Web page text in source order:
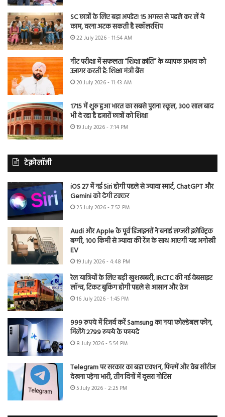
SC छात्रों के लिए बड़ा अपडेट! 15 अगस्त से पहले कर लें ये
काम, वरना अटक सकती है स्कॉलरशिप
22 July 2026 - 11:54 AM
नीट परीक्षा में सफलता “शिक्षा क्रांति” के व्यापक प्रभाव को
उजागर करती है: शिक्षा मंत्री बैंस
20 July 2026 - 11:43 AM
1715 में शुरू हुआ भारत का सबसे पुराना स्कूल, 300 साल बाद
भी दे रहा है हजारों छात्रों को शिक्षा
19 July 2026 - 7:14 PM
टेक्नोलॉजी
iOS 27 में नई Siri होगी पहले से ज्यादा स्मार्ट, ChatGPT और
Gemini को देगी टक्कर
25 July 2026 - 7:52 PM
Audi और Apple के पूर्व डिजाइनरों ने बनाई लग्जरी इलेक्ट्रिक
बग्गी, 100 किमी से ज्यादा की रेंज के साथ आएगी यह अनोखी
EV
19 July 2026 - 4:48 PM
रेल यात्रियों के लिए बड़ी खुशखबरी, IRCTC की नई वेबसाइट
लॉन्च, टिकट बुकिंग होगी पहले से आसान और तेज
16 July 2026 - 1:45 PM
999 रुपये में रिजर्व करें Samsung का नया फोल्डेबल फोन,
मिलेंगे 2799 रुपये के फायदे
8 July 2026 - 5:54 PM
Telegram पर सरकार का बड़ा एक्शन, फिल्में और वेब सीरीज
देखना पड़ेगा भारी, तीन दिनों में दूसरा नोटिस
5 July 2026 - 2:25 PM